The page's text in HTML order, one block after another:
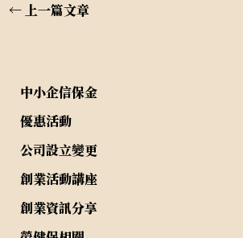
←上一篇文章
中小企信保金
優惠活動
公司設立變更
創業活動講座
創業資訊分享